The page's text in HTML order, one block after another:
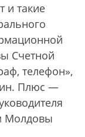
и такие
Счетной
телефон»,
Плюс —
Молдовы